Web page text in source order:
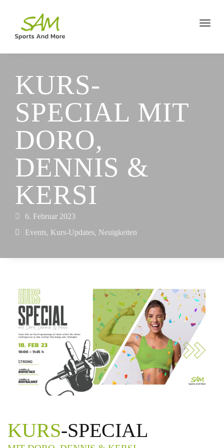
KURS-
SPECIAL MIT
DORO,
DENNIS &
KERSI
6. Februar 2023
Events, Kurs-Updates, Neuigkeiten
KURS-SPECIAL